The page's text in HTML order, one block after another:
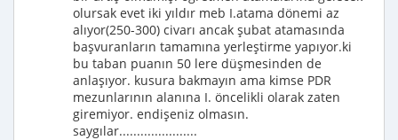
olursak evet iki yıldır meb I.atama dönemi az
alıyor(250-300) civarı ancak şubat atamasında
başvuranların tamamına yerleştirme yapıyor.ki
bu taban puanın 50 lere düşmesinden de
anlaşıyor. kusura bakmayın ama kimse PDR
mezunlarının alanına I. öncelikli olarak zaten
giremiyor. endişeniz olmasın.
saygılar......................